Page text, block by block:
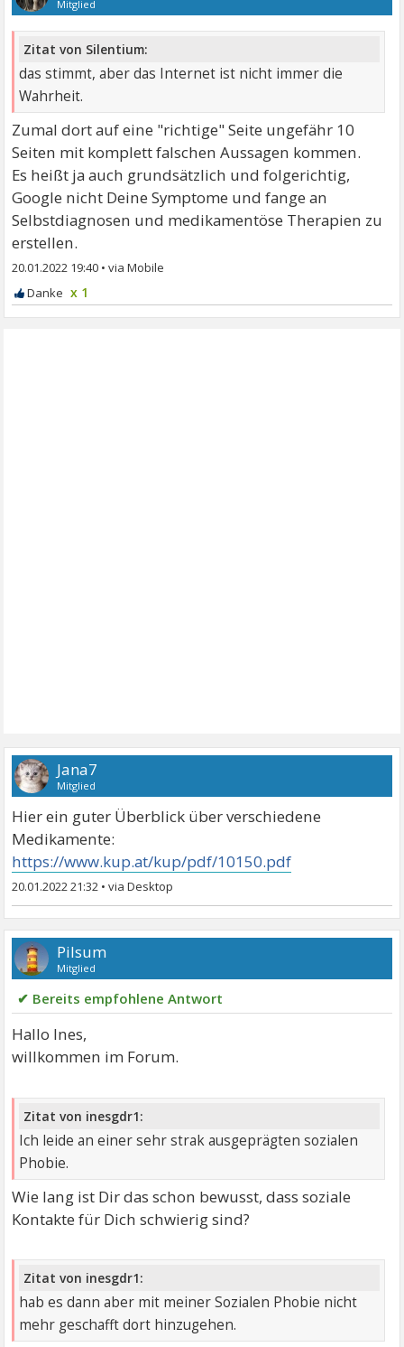
Mitglied
Zitat von Silentium:
das stimmt, aber das Internet ist nicht immer die
Wahrheit.
Zumal dort auf eine "richtige" Seite ungefähr 10
Seiten mit komplett falschen Aussagen kommen.
Es heißt ja auch grundsätzlich und folgerichtig,
Google nicht Deine Symptome und fange an
Selbstdiagnosen und medikamentöse Therapien zu
erstellen.
20.01.2022 19:40 •
x 1
Jana7
Mitglied
Hier ein guter Überblick über verschiedene
Medikamente:
https://www.kup.at/kup/pdf/10150.pdf
20.01.2022 21:32 •
Pilsum
Mitglied
✔ Bereits empfohlene Antwort
Hallo Ines,
willkommen im Forum.
Zitat von inesgdr1:
Ich leide an einer sehr strak ausgeprägten sozialen
Phobie.
Wie lang ist Dir das schon bewusst, dass soziale
Kontakte für Dich schwierig sind?
Zitat von inesgdr1:
hab es dann aber mit meiner Sozialen Phobie nicht
mehr geschafft dort hinzugehen.